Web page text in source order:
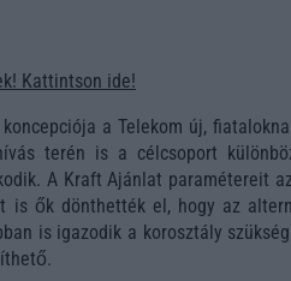
Kattintson ide!
a Telekom új,
terén is a célcsoport
A Kraft Ajánlat paramétereit
is ők dönthették el, hogy az
is igazodik a korosztály